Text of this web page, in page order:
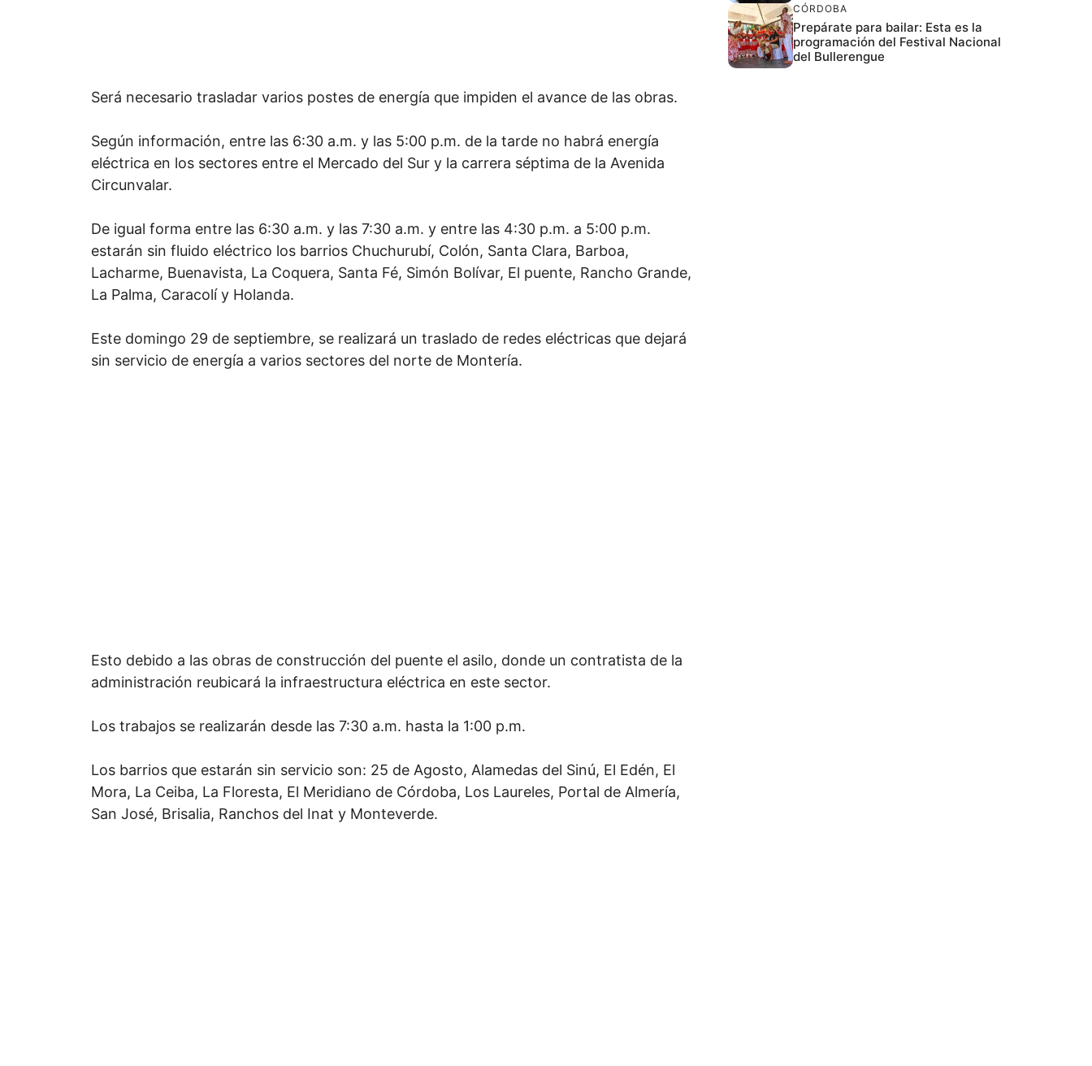
Será necesario trasladar varios postes de energía que impiden el avance de las obras.
Según información, entre las 6:30 a.m. y las 5:00 p.m. de la tarde no habrá energía
eléctrica en los sectores entre el Mercado del Sur y la carrera séptima de la Avenida
Circunvalar.
De igual forma entre las 6:30 a.m. y las 7:30 a.m. y entre las 4:30 p.m. a 5:00 p.m.
estarán sin fluido eléctrico los barrios Chuchurubí, Colón, Santa Clara, Barboa,
Lacharme, Buenavista, La Coquera, Santa Fé, Simón Bolívar, El puente, Rancho Grande,
La Palma, Caracolí y Holanda.
Este domingo 29 de septiembre, se realizará un traslado de redes eléctricas que dejará
sin servicio de energía a varios sectores del norte de Montería.
Esto debido a las obras de construcción del puente el asilo, donde un contratista de la
administración reubicará la infraestructura eléctrica en este sector.
Los trabajos se realizarán desde las 7:30 a.m. hasta la 1:00 p.m.
Los barrios que estarán sin servicio son: 25 de Agosto, Alamedas del Sinú, El Edén, El
Mora, La Ceiba, La Floresta, El Meridiano de Córdoba, Los Laureles, Portal de Almería,
San José, Brisalia, Ranchos del Inat y Monteverde.
CÓRDOBA
Prepárate para bailar: Esta es la
programación del Festival Nacional
del Bullerengue